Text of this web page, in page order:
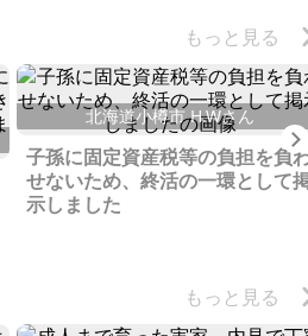
もっと見る
北海道小樽市 H.Wさん
子孫に固定資産税等の負担を負
せないため、終活の一環として
示しました
もっと見る